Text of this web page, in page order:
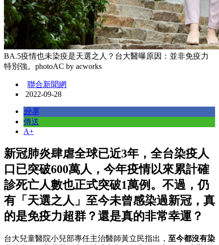
BA.5疫情也未染疫是天選之人？台大醫曝原因：並非免疫力
特別強。photoAC by acworks
聯合新聞網
2022-09-28
分享
傳送
A+
新冠肺炎肆虐全球已近3年，全台染疫人
口已突破600萬人，今年疫情以來累計確
診死亡人數也正式突破1萬例。不過，仍
有「天選之人」至今未曾感染過新冠，真
的是免疫力超群？還是真的非常幸運？
台大兒童醫院小兒部專任主治醫師黃立民指出， 至今都沒有染